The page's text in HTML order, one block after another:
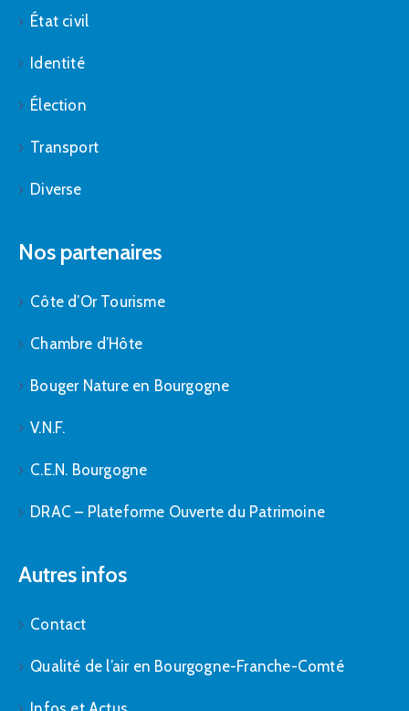
État civil
Identité
Élection
Transport
Diverse
Nos partenaires
Côte d’Or Tourisme
Chambre d’Hôte
Bouger Nature en Bourgogne
V.N.F.
C.E.N. Bourgogne
DRAC – Plateforme Ouverte du Patrimoine
Autres infos
Contact
Qualité de l’air en Bourgogne-Franche-Comté